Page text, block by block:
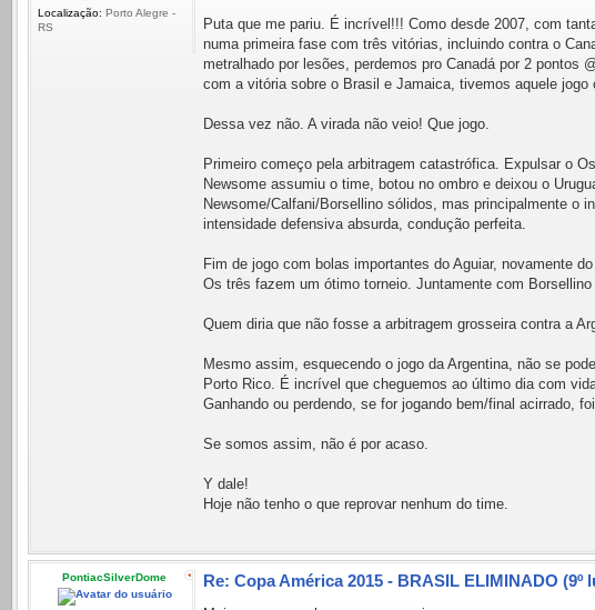
Localização: Porto Alegre -
RS
Puta que me pariu. É incrível!!! Como desde 2007, com
numa primeira fase com três vitórias, incluindo contra o
metralhado por lesões, perdemos pro Canadá por 2 pontos
com a vitória sobre o Brasil e Jamaica, tivemos aquele
Dessa vez não. A virada não veio! Que jogo.
Primeiro começo pela arbitragem catastrófica. Expulsar o
Newsome assumiu o time, botou no ombro e deixou o
Newsome/Calfani/Borsellino sólidos, mas principalmente o
intensidade defensiva absurda, condução perfeita.
Fim de jogo com bolas importantes do Aguiar, novamente
Os três fazem um ótimo torneio. Juntamente com
Quem diria que não fosse a arbitragem grosseira contra a
Mesmo assim, esquecendo o jogo da Argentina, não se
Porto Rico. É incrível que cheguemos ao último dia com
Ganhando ou perdendo, se for jogando bem/final acirrado,
Se somos assim, não é por acaso.
Y dale!
Hoje não tenho o que reprovar nenhum do time.
PontiacSilverDome Re: Copa América 2015 - BRASIL ELIMINADO (9º